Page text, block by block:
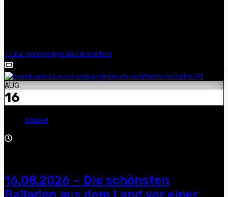
>> Zur Homepage des Anbieters
AUG.
16
Konzert
16.08.2026 – Die schönsten